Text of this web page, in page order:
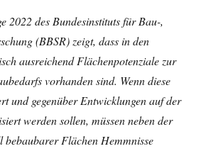
2022 des Bundesinstituts für Bau-,
(BBSR) zeigt, dass in den
ausreichend Flächenpotenziale zur
vorhanden sind. Wenn diese
und gegenüber Entwicklungen auf der
werden sollen, müssen neben der
bebaubarer Flächen Hemmnisse